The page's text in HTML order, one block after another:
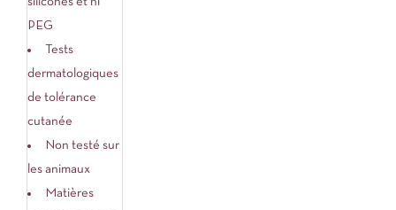
PEG
Tests
dermatologiques
de tolérance
cutanée
Non testé sur
les animaux
Matières